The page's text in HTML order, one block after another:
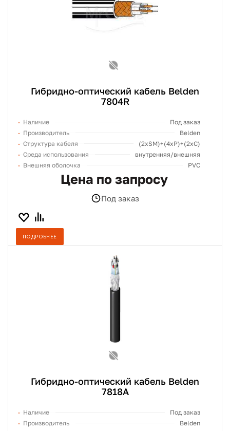
Гибридно-оптический кабель Belden
7804R
Наличие
Под заказ
Производитель
Belden
Структура кабеля
(2хSM)+(4xP)+(2xC)
Среда использования
внутренняя/внешняя
Внешняя оболочка
PVC
Цена по запросу
Под заказ
ПОДРОБНЕЕ
Гибридно-оптический кабель Belden
7818A
Наличие
Под заказ
Производитель
Belden